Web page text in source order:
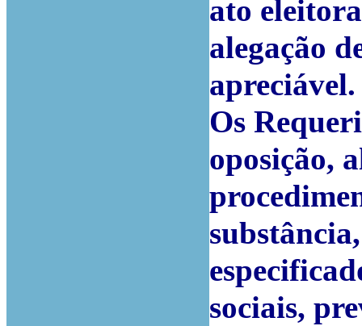
ato
alegação
apreciável.
Os
oposição,
sociais,